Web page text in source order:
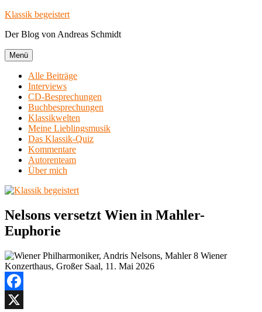
Zum
springen
Klassik begeistert
Der Blog von Andreas Schmidt
Menü
Alle Beiträge
Interviews
CD-Besprechungen
Buchbesprechungen
Klassikwelten
Meine Lieblingsmusik
Das Klassik-Quiz
Kommentare
Autorenteam
Über mich
Nelsons versetzt Wien in Mahler-
Euphorie
Facebook